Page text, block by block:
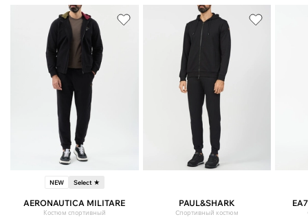
NEW Select ★
AERONAUTICA MILITARE
Костюм спортивный
PAUL&SHARK
Cпортивный костюм